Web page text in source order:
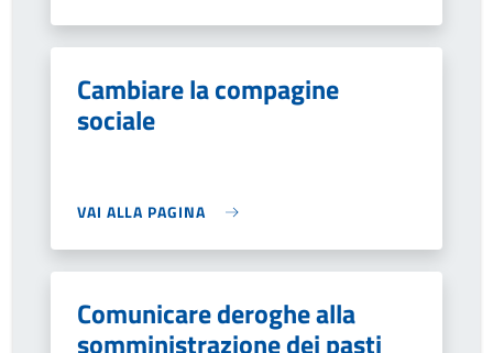
Cambiare la compagine
sociale
VAI ALLA PAGINA
Comunicare deroghe alla
somministrazione dei pasti